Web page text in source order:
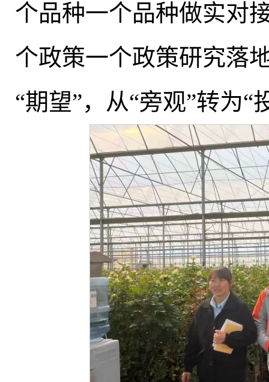
个品种一个品种做实对
个政策一个政策研究落
“期望”， 从“旁观”转为“